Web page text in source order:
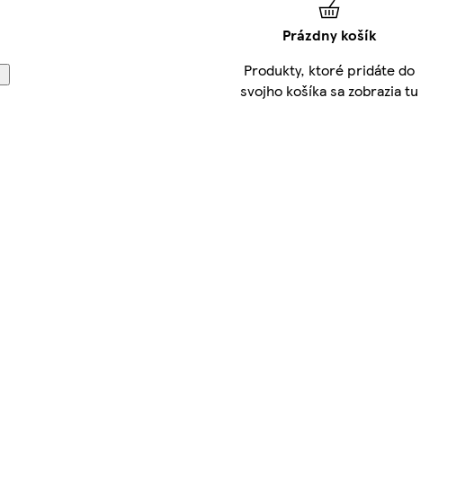
Prázdny košík
Produkty, ktoré pridáte do
svojho košíka sa zobrazia tu